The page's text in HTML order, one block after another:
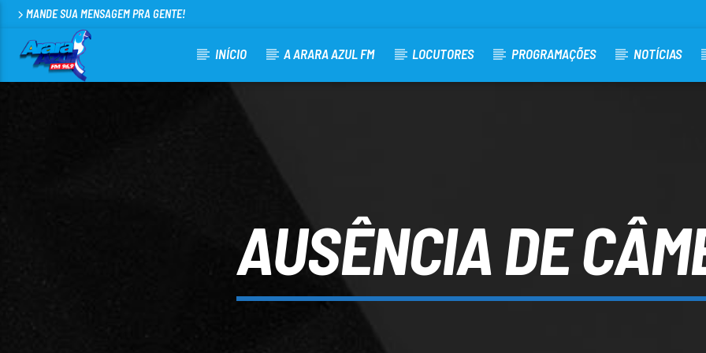
MANDE SUA MENSAGEM PRA GENTE!
INÍCIO A ARARA AZUL FM LOCUTORES PROGRAMAÇÕES NOTÍCIAS
AUSÊNCIA DE